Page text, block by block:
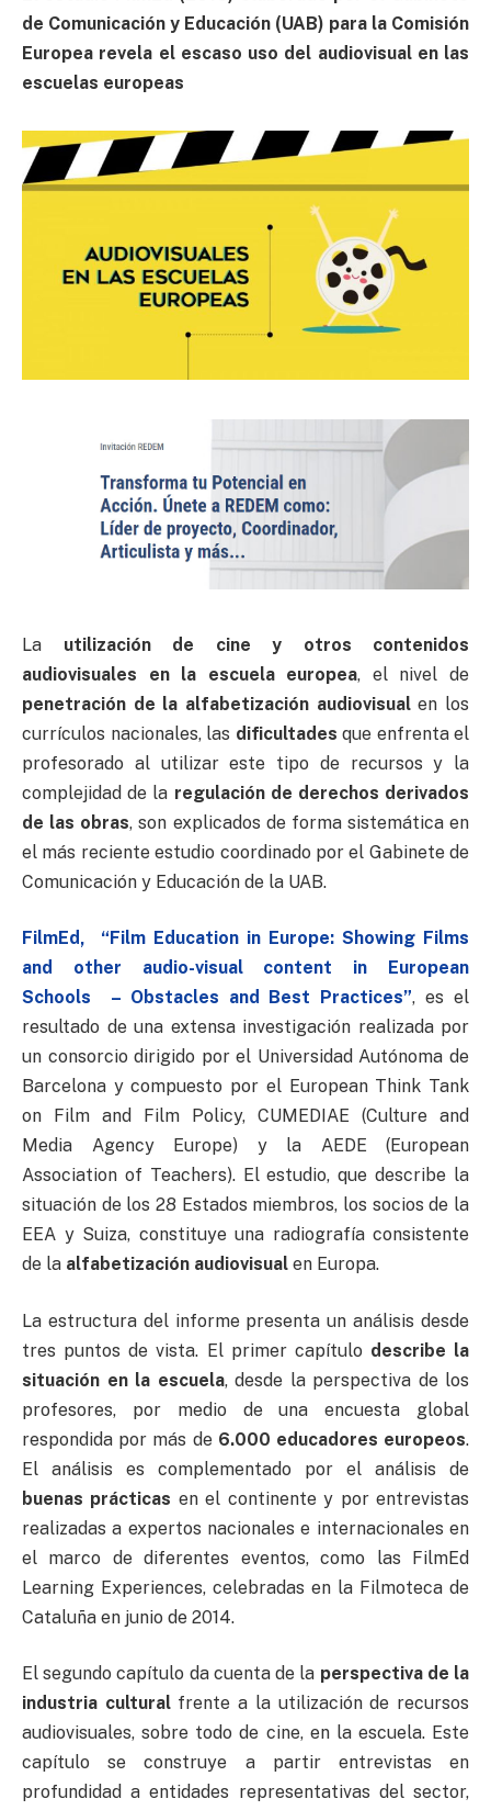
de Comunicación y Educación (UAB) para la Comisión
Europea revela el escaso uso del audiovisual en las
escuelas europeas
La utilización de cine y otros contenidos
audiovisuales en la escuela europea, el nivel de
penetración de la alfabetización audiovisualen los
currículos nacionales, las dificultades que enfrenta el
profesorado al utilizar este tipo de recursos y la
complejidad de la regulación de derechos derivados
de las obras, son explicados de forma sistemática en
el más reciente estudio coordinado por el Gabinete de
Comunicación y Educación de la UAB.
FilmEd, “Film Education in Europe: Showing Films
and other audio-visual content in European
Schools – Obstacles and Best Practices”, es el
resultado de una extensa investigación realizada por
un consorcio dirigido por el Universidad Autónoma de
Barcelona y compuesto por el European Think Tank
on Film and Film Policy, CUMEDIAE (Culture and
Media Agency Europe) y la AEDE (European
Association of Teachers). El estudio, que describe la
situación de los 28 Estados miembros, los socios de la
EEA y Suiza, constituye una radiografía consistente
de la alfabetización audiovisual en Europa.
La estructura del informe presenta un análisis desde
tres puntos de vista. El primer capítulo describe la
situación en la escuela, desde la perspectiva de los
profesores, por medio de una encuesta global
respondida por más de 6.000 educadores europeos.
El análisis es complementado por el análisis de
buenas prácticas en el continente y por entrevistas
realizadas a expertos nacionales e internacionales en
el marco de diferentes eventos, como las FilmEd
Learning Experiences, celebradas en la Filmoteca de
Cataluña en junio de 2014.
El segundo capítulo da cuenta de la perspectiva de la
industria culturalfrente a la utilización de recursos
audiovisuales, sobre todo de cine, en la escuela. Este
capítulo se construye a partir entrevistas en
profundidad a entidades representativas del sector,